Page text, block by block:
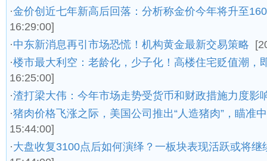
·金价创近七年新高后回落：分析称金价今年将升至
16:29:00]
·中东新消息再引市场恐慌！机构黄金最新交易策略
·楼市最大利空：老龄化，少子化！高楼住宅贬值潮，
16:25:00]
·渣打梁大伟：今年市场走势受货币和财政措施力度影
·猪肉价格飞涨之际，美国公司推出“人造猪肉”，瞄准
15:44:00]
·大盘收复3100点后如何演绎？一板块表现活跃或将继